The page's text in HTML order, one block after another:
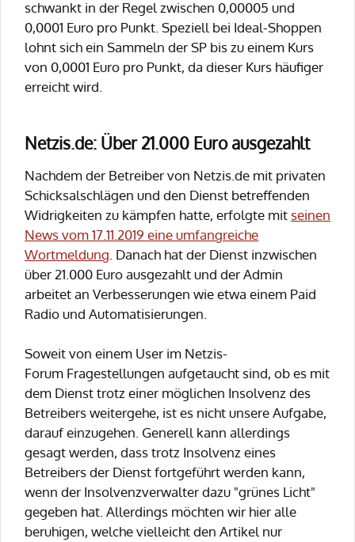
schwankt in der Regel zwischen 0,00005 und
0,0001 Euro pro Punkt. Speziell bei Ideal-Shoppen
lohnt sich ein Sammeln der SP bis zu einem Kurs
von 0,0001 Euro pro Punkt, da dieser Kurs häufiger
erreicht wird.
Netzis.de: Über 21.000 Euro ausgezahlt
Nachdem der Betreiber von Netzis.de mit privaten
Schicksalschlägen und den Dienst betreffenden
Widrigkeiten zu kämpfen hatte, erfolgte mit seinen
News vom 17.11.2019 eine umfangreiche
Wortmeldung. Danach hat der Dienst inzwischen
über 21.000 Euro ausgezahlt und der Admin
arbeitet an Verbesserungen wie etwa einem Paid
Radio und Automatisierungen.
Soweit von einem User im Netzis-
Forum Fragestellungen aufgetaucht sind, ob es mit
dem Dienst trotz einer möglichen Insolvenz des
Betreibers weitergehe, ist es nicht unsere Aufgabe,
darauf einzugehen. Generell kann allerdings
gesagt werden, dass trotz Insolvenz eines
Betreibers der Dienst fortgeführt werden kann,
wenn der Insolvenzverwalter dazu "grünes Licht"
gegeben hat. Allerdings möchten wir hier alle
beruhigen, welche vielleicht den Artikel nur